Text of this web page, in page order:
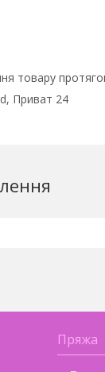
товару
Приват 24
Пряжа